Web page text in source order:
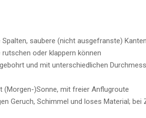
saubere (nicht ausgefranste)
oder klappern können
und mit unterschiedlichen
)Sonne, mit freier Anflugroute
Geruch, Schimmel und loses Material; bei